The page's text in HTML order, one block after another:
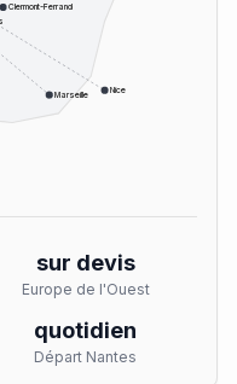
Marseille Nice
Clermont-Ferrand
sur devis
Europe de l'Ouest
quotidien
Départ Nantes